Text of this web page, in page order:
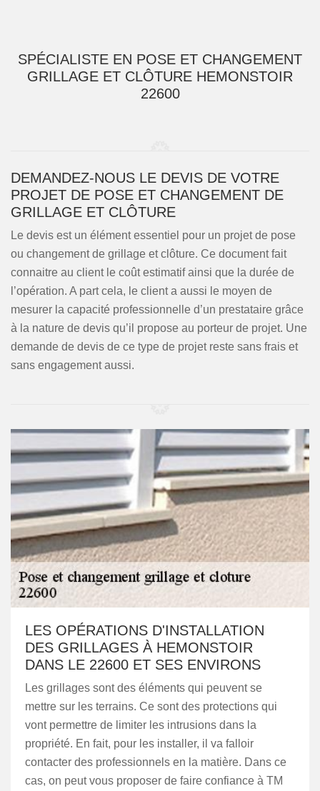
SPÉCIALISTE EN POSE ET CHANGEMENT
GRILLAGE ET CLÔTURE HEMONSTOIR
22600
DEMANDEZ-NOUS LE DEVIS DE VOTRE
PROJET DE POSE ET CHANGEMENT DE
GRILLAGE ET CLÔTURE
Le devis est un élément essentiel pour un projet de pose
ou changement de grillage et clôture. Ce document fait
connaitre au client le coût estimatif ainsi que la durée de
l’opération. A part cela, le client a aussi le moyen de
mesurer la capacité professionnelle d’un prestataire grâce
à la nature de devis qu’il propose au porteur de projet. Une
demande de devis de ce type de projet reste sans frais et
sans engagement aussi.
LES OPÉRATIONS D'INSTALLATION
DES GRILLAGES À HEMONSTOIR
DANS LE 22600 ET SES ENVIRONS
Les grillages sont des éléments qui peuvent se
mettre sur les terrains. Ce sont des protections qui
vont permettre de limiter les intrusions dans la
propriété. En fait, pour les installer, il va falloir
contacter des professionnels en la matière. Dans ce
cas, on peut vous proposer de faire confiance à TM